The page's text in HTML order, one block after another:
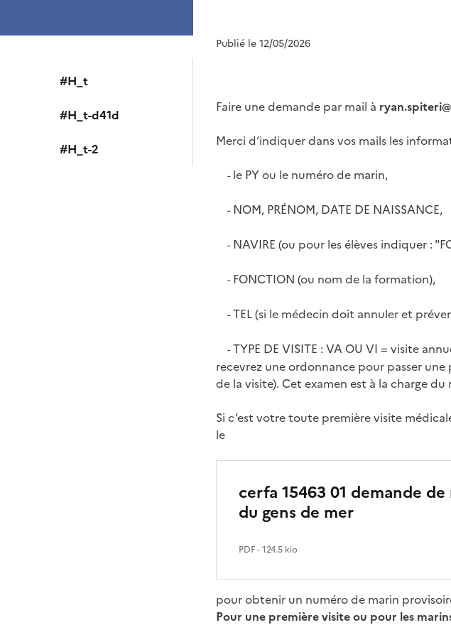
#H_t
#H_t-d41d
#H_t-2
Publié le 12/05/2026
Faire une demande par mail à
Merci d’indiquer dans vos mails les
-le PY ou le numéro de marin,
-NOM, PRÉNOM, DATE DE NAISSANCE,
-NAVIRE (ou pour les élèves indiquer :
-FONCTION (ou nom de la formation),
-TEL (si le médecin doit annuler et
-TYPE DE VISITE : VA OU VI = visite
recevrez une ordonnance pour passer
de la visite). Cet examen est à la charge du
Si c’est votre toute première visite
le
cerfa 15463 01 demande
du gens de mer
PDF- 124.5 kio
pour obtenir un numéro de marin
Pour une première visite ou pour les